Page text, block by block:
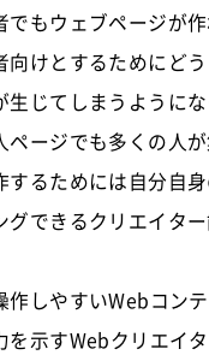
でもウェブページが
向けとするためにど
じてしまうようにな
ページでも多くの人
するためには自分自
グできるクリエイタ
作しやすいWebコン
を示すWebクリエイ